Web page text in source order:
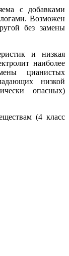
с добавками
Возможен
без замены
и низкая
наиболее
цианистых
низкой
опасных)
(4 класс